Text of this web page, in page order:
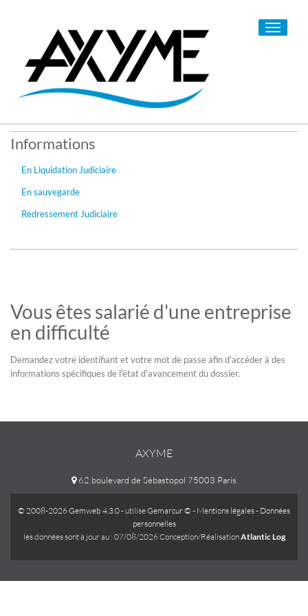
Toggle
Informations
En Liquidation Judiciaire
En sauvegarde
Redressement Judiciaire
Vous êtes salarié d'une entreprise
en difficulté
Demandez votre identifiant et votre mot de passe afin d'accéder à des
informations spécifiques de l'état d'avancement du dossier.
AXYME
62 boulevard de Sébastopol 75003 Paris
© 2008-2026 Gemweb 4.3.0- utiliseGemarcur © - Mentions légales- Données
personnelles
les données sont à jour au : 07/08/2026 Conception/RéalisationAtlantic Log